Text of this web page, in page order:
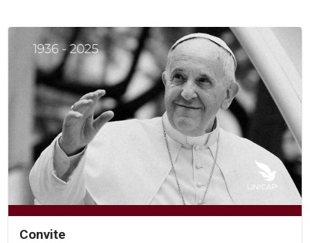
Convite